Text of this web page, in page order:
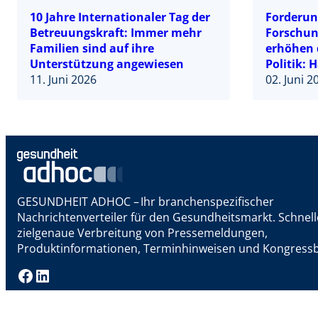
10 Jahre Internationaler Tag der
Betreuungskraft: Immer mehr
Familien sind auf ihre
Unterstützung angewiesen
11. Juni 2026
erhöhen
Politik:
02. Juni
GESUNDHEIT ADHOC – Ihr branchenspezifischer
Nachrichtenverteiler für den Gesundheitsmarkt.
zielgenaue Verbreitung von Pressemeldungen,
Produktinformationen, Terminhinweisen und
Facebook LinkedIn